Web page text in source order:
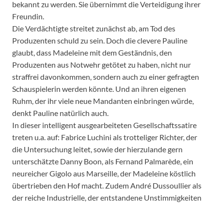
bekannt zu werden. Sie übernimmt die Verteidigung ihrer
Freundin.
Die Verdächtigte streitet zunächst ab, am Tod des
Produzenten schuld zu sein. Doch die clevere Pauline
glaubt, dass Madeleine mit dem Geständnis, den
Produzenten aus Notwehr getötet zu haben, nicht nur
straffrei davonkommen, sondern auch zu einer gefragten
Schauspielerin werden könnte. Und an ihren eigenen
Ruhm, der ihr viele neue Mandanten einbringen würde,
denkt Pauline natürlich auch.
In dieser intelligent ausgearbeiteten Gesellschaftssatire
treten u.a. auf: Fabrice Luchini als trotteliger Richter, der
die Untersuchung leitet, sowie der hierzulande gern
unterschätzte Danny Boon, als Fernand Palmarède, ein
neureicher Gigolo aus Marseille, der Madeleine köstlich
übertrieben den Hof macht. Zudem André Dussoullier als
der reiche Industrielle, der entstandene Unstimmigkeiten